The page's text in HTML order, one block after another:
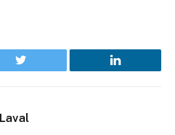
Twitter LinkedIn